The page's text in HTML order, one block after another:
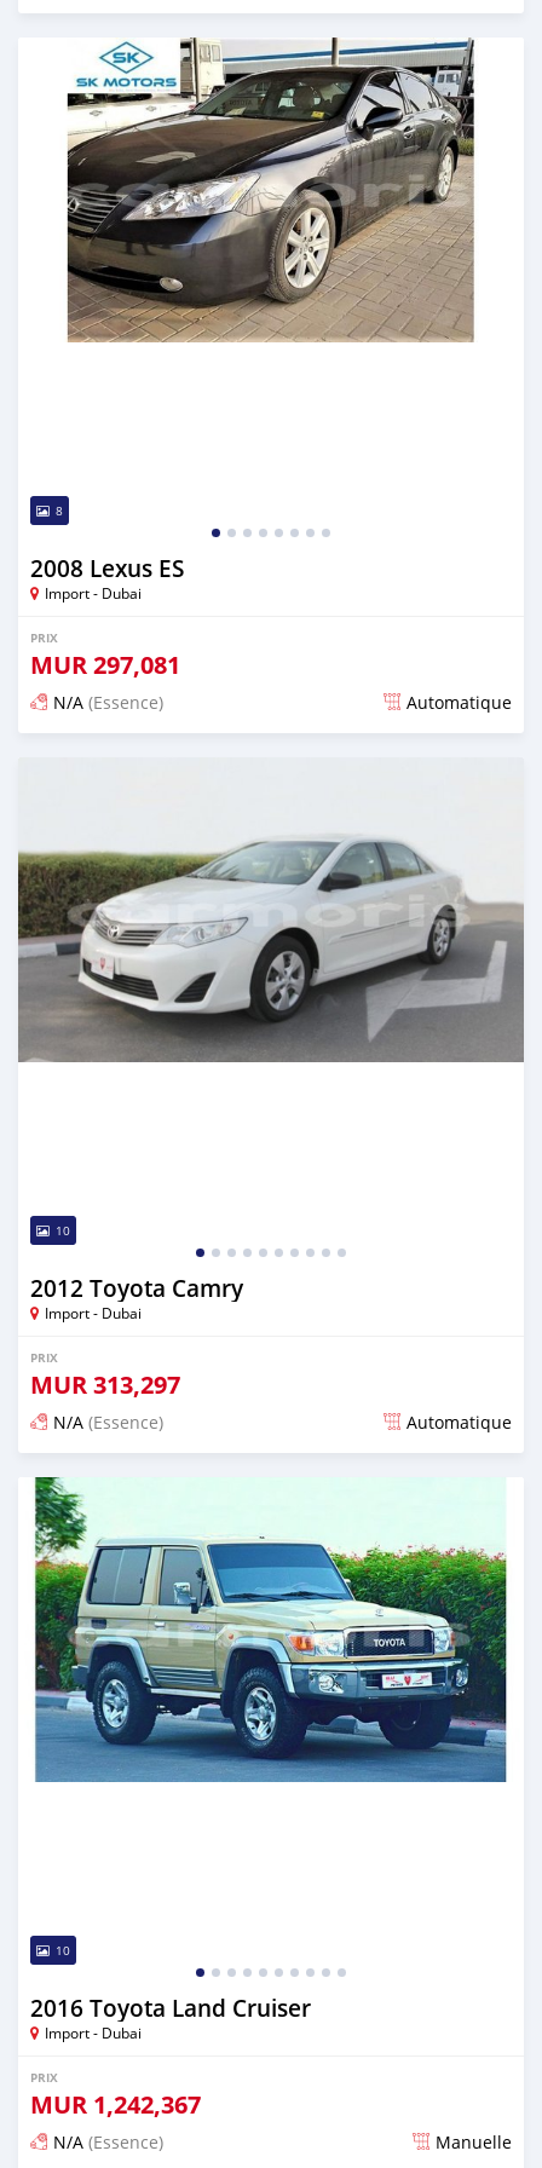
Publié il y a presque 6 ans
8
2008 Lexus ES
Import - Dubai
PRIX
MUR297,081
N/A (Essence) Automatique
10
2012 Toyota Camry
Import - Dubai
PRIX
MUR313,297
N/A (Essence) Automatique
Publié il y a presque 6 ans
10
2016 Toyota Land Cruiser
Import - Dubai
PRIX
MUR 1,242,367
N/A (Essence) Manuelle